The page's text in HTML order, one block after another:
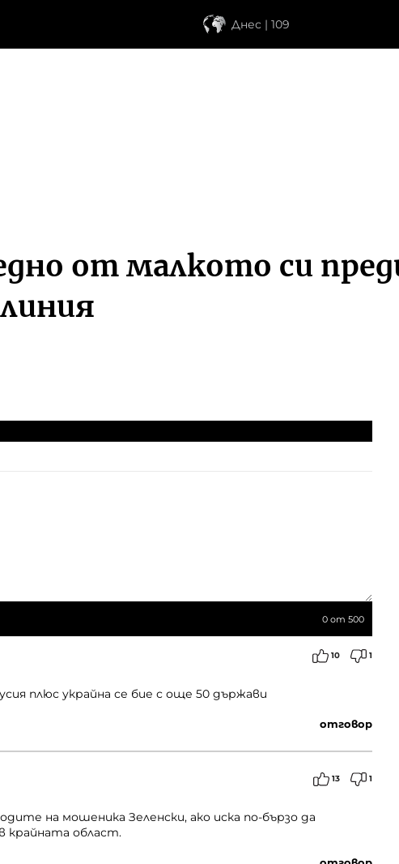
Днес | 109
от малкото си
0 от 500
10 1
плюс украйна се бие с още 50 държави
отговор
13 1
на мошеника Зеленски, ако иска по-бързо да
крайната област.